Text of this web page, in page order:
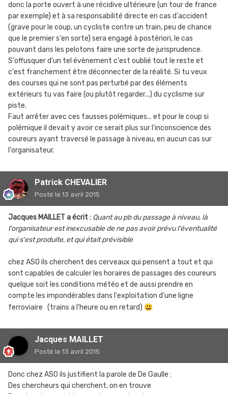
donc la porte ouvert à une récidive ultérieure (un tour de france
par exemple) et à sa responsabilité directe en cas d'accident
(grave pour le coup, un cycliste contre un train, peu de chance
que le premier s'en sorte) sera engagé à postériori, le cas
pouvant dans les pelotons faire une sorte de jurisprudence.
S'offusquer d'un tel évènement c'est oublié tout le reste et
c'est franchement être déconnecter de la réalité. Si tu veux
des courses qui ne sont pas perturbé par des éléments
extérieurs tu vas faire (ou plutôt regarder...) du cyclisme sur
piste.
Faut arrêter avec ces fausses polémiques... et pour le coup si
polémique il devait y avoir ce serait plus sur l'inconscience des
coureurs ayant traversé le passage à niveau, en aucun cas sur
l'organisateur.
Patrick CHEVALIER
Posté le 13 avril 2015
Jacques MAILLET a écrit : Quant au pb du passage à niveau, là
l'organisateur est inexcusable de ne pas avoir prévu l'éventualité
qui s'est produite, et qui était prévisible
chez ASO ils cherchent des cerveaux qui pensent a tout et qui
sont capables de calculer les horaires de passages des coureurs
quelque soit les conditions météo et de aussi prendre en
compte les impondérables dans l'exploitation d'une ligne
ferroviaire (trains a l'heure ou en retard) 😃
Jacques MAILLET
Posté le 13 avril 2015
Donc chez ASO ils justifient la parole de De Gaulle :
Des chercheurs qui cherchent, on en trouve